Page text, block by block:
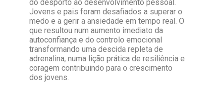
do desporto ao desenvolvimento pessoal.
Jovens e pais foram desafiados a superar o
medo e a gerir a ansiedade em tempo real. O
que resultou num aumento imediato da
autoconfiança e do controlo emocional
transformando uma descida repleta de
adrenalina, numa lição prática de resiliência e
coragem contribuindo para o crescimento
dos jovens.